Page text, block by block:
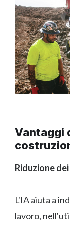
Vantaggi
Riduzione
L'IA aiuta a
lavoro,